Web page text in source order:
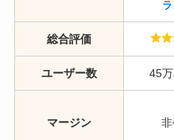
総合評価
ユーザー数 45
マージン 非